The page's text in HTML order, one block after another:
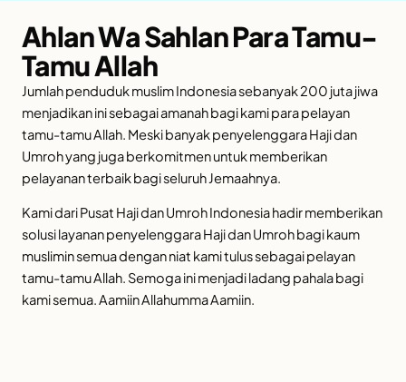
Ahlan Wa Sahlan Para Tamu-
Tamu Allah
Jumlah penduduk muslim Indonesia sebanyak 200 juta jiwa
menjadikan ini sebagai amanah bagi kami para pelayan
tamu-tamu Allah. Meski banyak penyelenggara Haji dan
Umroh yang juga berkomitmen untuk memberikan
pelayanan terbaik bagi seluruh Jemaahnya.
Kami dari Pusat Haji dan Umroh Indonesia hadir memberikan
solusi layanan penyelenggara Haji dan Umroh bagi kaum
muslimin semua dengan niat kami tulus sebagai pelayan
tamu-tamu Allah. Semoga ini menjadi ladang pahala bagi
kami semua. Aamiin Allahumma Aamiin.